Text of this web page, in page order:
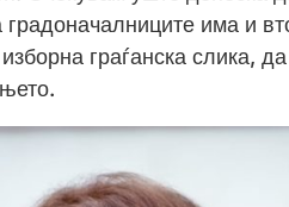
градоначалниците има и
граѓанска слика,